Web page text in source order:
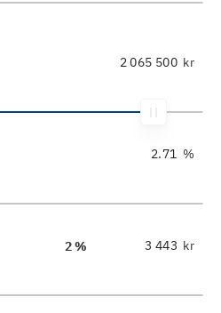
kr
%
2 % kr